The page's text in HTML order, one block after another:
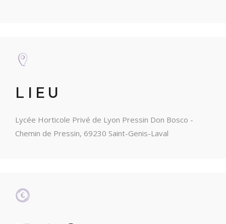
LIEU
Lycée Horticole Privé de Lyon Pressin Don Bosco -
Chemin de Pressin, 69230 Saint-Genis-Laval